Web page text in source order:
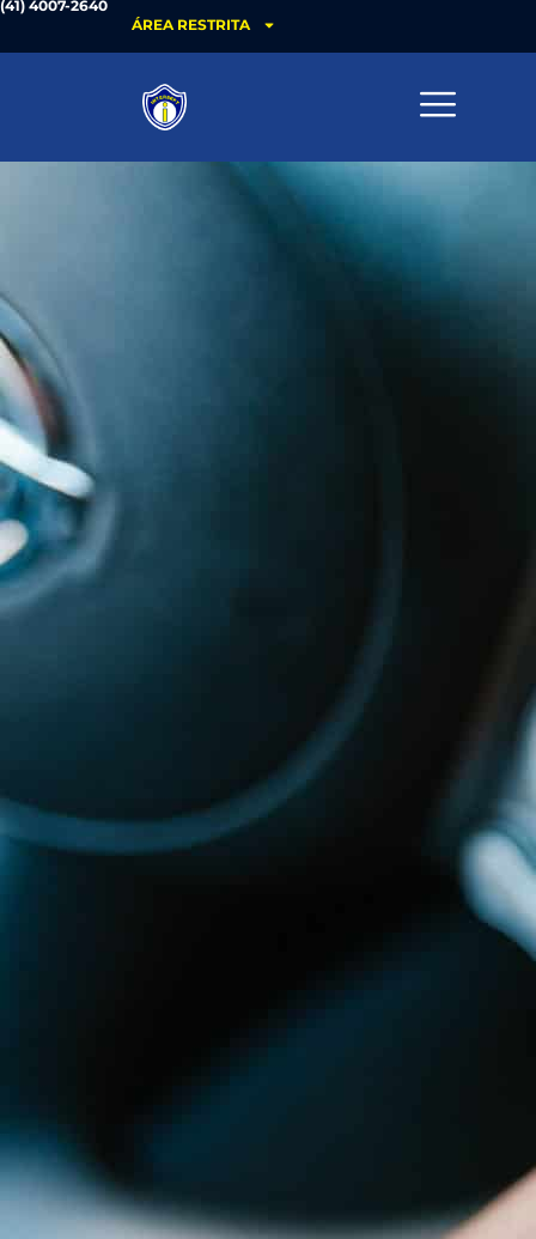
(41) 4007-2640
ÁREA RESTRITA